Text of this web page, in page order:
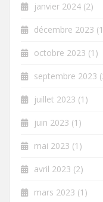
janvier 2024 (2)
décembre 2023
octobre 2023 (1)
septembre 2023
juillet 2023 (1)
juin 2023 (1)
mai 2023 (1)
avril 2023 (2)
mars 2023 (1)